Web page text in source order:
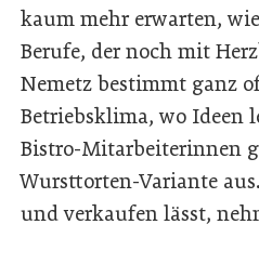
kaum mehr erwarten,
Berufe, der noch mit
Nemetz bestimmt ganz
Betriebsklima, wo Ideen
Bistro-Mitarbeiterinnen
Wursttorten-Variante
und verkaufen lässt,